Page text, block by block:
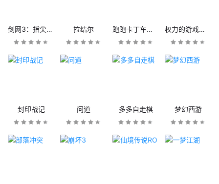
剑网3：指尖江湖 拉结尔 跑跑卡丁车官方竞速版 权力的游戏：凛冬将至
封印战记 问道 多多自走棋 梦幻西游